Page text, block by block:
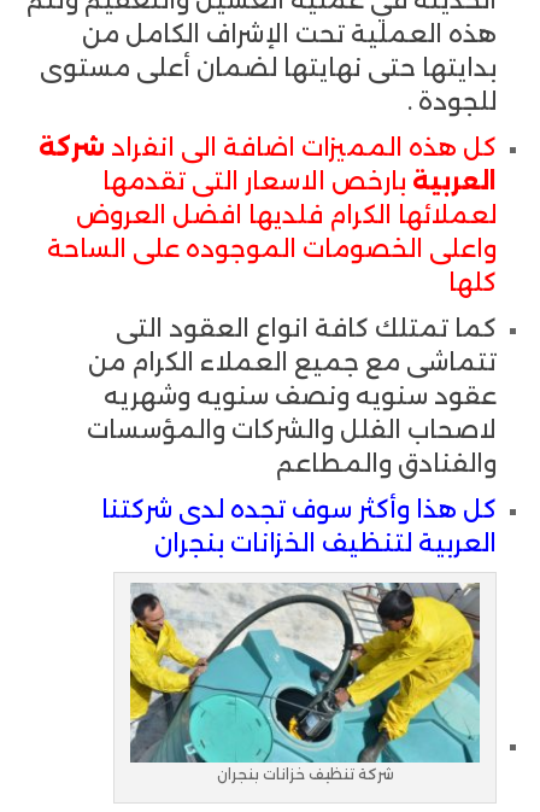
هذه العملية تحت الإشراف الكامل من
بدايتها حتى نهايتها لضمان أعلى مستوى
للجودة .
كل هذه المميزات اضافة الى انفراد شركة
العربية بارخص الاسعار التى تقدمها
لعملائها الكرام فلديها افضل العروض
واعلى الخصومات الموجوده على الساحة
كلها
كما تمتلك كافة انواع العقود التى
تتماشى مع جميع العملاء الكرام من
عقود سنويه ونصف سنويه وشهريه
لاصحاب الفلل والشركات والمؤسسات
والفنادق والمطاعم
كل هذا وأكثر سوف تجده لدى شركتنا
العربية لتنظيف الخزانات بنجران
شركة تنظيف خزانات بنجران